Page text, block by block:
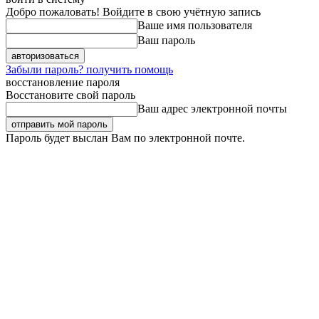
Добро пожаловать! Войдите в свою учётную запись
Ваше имя пользователя
Ваш пароль
Забыли пароль? получить помощь
восстановление пароля
Восстановите свой пароль
Ваш адрес электронной почты
Пароль будет выслан Вам по электронной почте.